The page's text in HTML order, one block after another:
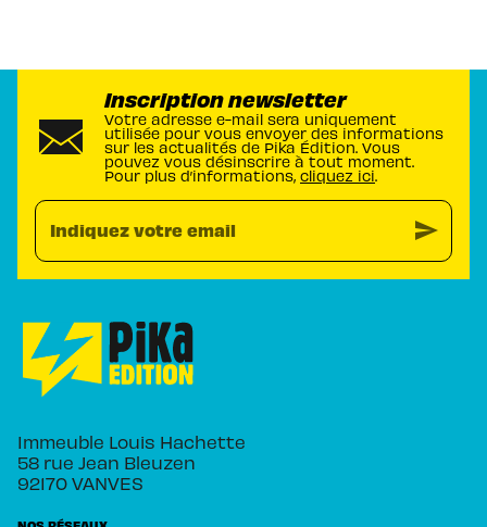
Inscription newsletter
Votre adresse e-mail sera uniquement
utilisée pour vous envoyer des informations
sur les actualités de Pika Édition. Vous
pouvez vous désinscrire à tout moment.
Pour plus d’informations, cliquez ici.
Indiquez votre email send
Immeuble Louis Hachette
58 rue Jean Bleuzen
92170 VANVES